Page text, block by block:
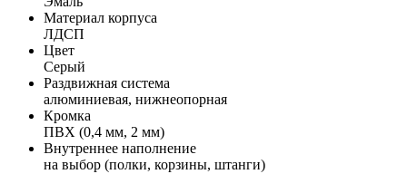
Материал корпуса
ЛДСП
Цвет
Серый
Раздвижная система
алюминиевая, нижнеопорная
Кромка
ПВХ (0,4 мм, 2 мм)
Внутреннее наполнение
на выбор (полки, корзины, штанги)